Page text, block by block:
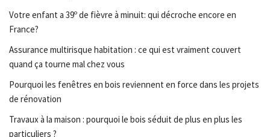
Votre enfant a 39º de fièvre à minuit: qui décroche encore en
France?
Assurance multirisque habitation : ce qui est vraiment couvert
quand ça tourne mal chez vous
Pourquoi les fenêtres en bois reviennent en force dans les projets
de rénovation
Travaux à la maison : pourquoi le bois séduit de plus en plus les
particuliers ?